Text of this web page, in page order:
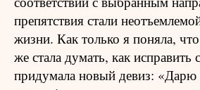
препятствия стали
жизни. Как только я поняла,
же стала думать, как исправить
придумала новый девиз: